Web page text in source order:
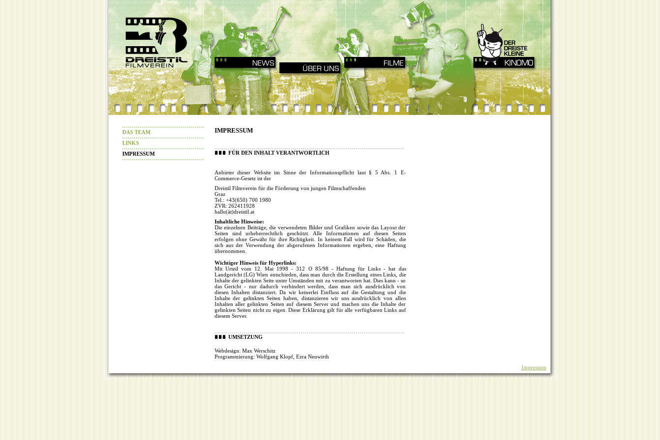
DAS TEAM
LINKS
IMPRESSUM
IMPRESSUM
FÜR DEN INHALT VERANTWORTLICH
Anbieter dieser Website im Sinne der Informationspflicht laut § 5 Abs. 1 E-
Commerce-Gesetz ist der
Dreistil Filmverein für die Förderung von jungen Filmschaffenden
Graz
Tel.: +43(650) 700 1980
ZVR: 262411928
hallo(ät)dreistil.at
Inhaltliche Hinweise:
Die einzelnen Beiträge, die verwendeten Bilder und Grafiken sowie das Layout der
Seiten sind urheberrechtlich geschützt. Alle Informationen auf diesen Seiten
erfolgen ohne Gewähr für ihre Richtigkeit. In keinem Fall wird für Schäden, die
sich aus der Verwendung der abgerufenen Informationen ergeben, eine Haftung
übernommen.
Wichtiger Hinweis für Hyperlinks:
Mit Urteil vom 12. Mai 1998 - 312 O 85/98 - Haftung für Links - hat das
Landgericht (LG) Wien entschieden, dass man durch die Erstellung eines Links, die
Inhalte der gelinkten Seite unter Umständen mit zu verantworten hat. Dies kann - so
das Gericht - nur dadurch verhindert werden, dass man sich ausdrücklich von
diesen Inhalten distanziert. Da wir keinerlei Einfluss auf die Gestaltung und die
Inhalte der gelinkten Seiten haben, distanzieren wir uns ausdrücklich von allen
Inhalten aller gelinkten Seiten auf diesem Server und machen uns die Inhalte der
gelinkten Seiten nicht zu eigen. Diese Erklärung gilt für alle verfügbaren Links auf
diesem Server.
UMSETZUNG
Webdesign: Max Werschitz
Programmierung: Wolfgang Klopf, Ezra Neuwirth
Impressum